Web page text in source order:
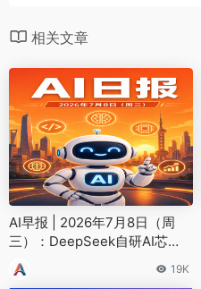
相关文章
AI早报 | 2026年7月8日（周
三）：DeepSeek自研AI芯
片、中国模型OpenRouter占比
超30%
19K